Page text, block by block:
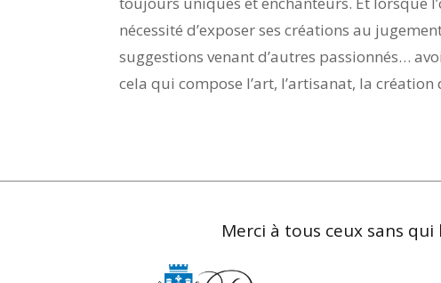
nécessité d’exposer ses créations au
suggestions venant d’autres passionnés…
cela qui compose l’art, l’artisanat, la
Merci à tous ceux sans qui